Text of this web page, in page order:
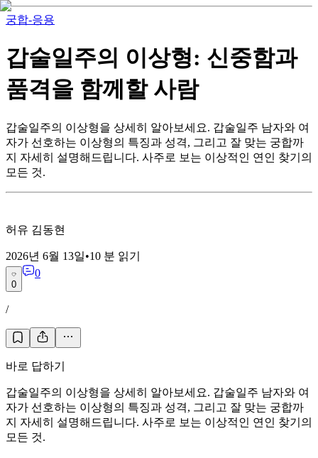
궁합-응용
갑술일주의 이상형: 신중함과
품격을 함께할 사람
갑술일주의 이상형을 상세히 알아보세요. 갑술일주 남자와 여
자가 선호하는 이상형의 특징과 성격, 그리고 잘 맞는 궁합까
지 자세히 설명해드립니다. 사주로 보는 이상적인 연인 찾기의
모든 것.
허유 김동현
2026년 6월 13일•10 분 읽기
0
0
/
바로 답하기
갑술일주의 이상형을 상세히 알아보세요. 갑술일주 남자와 여
자가 선호하는 이상형의 특징과 성격, 그리고 잘 맞는 궁합까
지 자세히 설명해드립니다. 사주로 보는 이상적인 연인 찾기의
모든 것.